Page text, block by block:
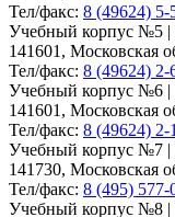
Тел/факс: 8 (49624) 5-
Учебный корпус №5 |
141601, Московская
Тел/факс: 8 (49624) 2-
Учебный корпус №6 |
141601, Московская
Тел/факс: 8 (49624) 2-
Учебный корпус №7 |
141730, Московская
Тел/факс: 8 (495) 577-
Учебный корпус №8